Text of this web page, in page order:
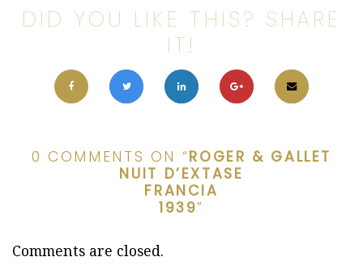
DID YOU LIKE THIS? SHARE
IT!
0 COMMENTS ON “ROGER & GALLET
NUIT D’EXTASE
FRANCIA
1939”
Comments are closed.